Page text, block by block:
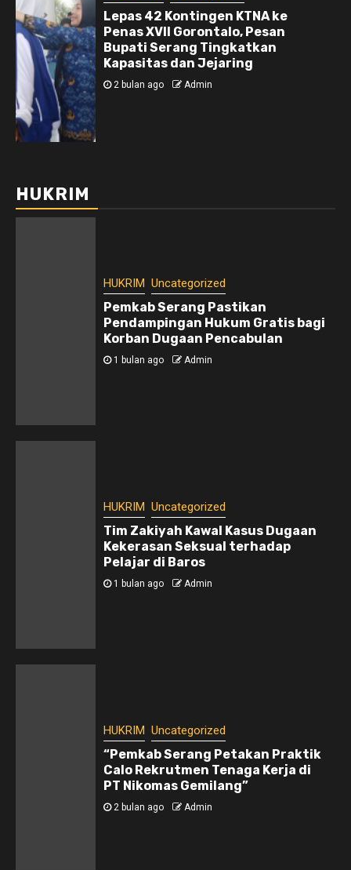
Lepas 42 Kontingen KTNA ke
Penas XVII Gorontalo, Pesan
Bupati Serang Tingkatkan
Kapasitas dan Jejaring
2 bulan ago Admin
HUKRIM
HUKRIM Uncategorized
Pemkab Serang Pastikan
Pendampingan Hukum Gratis bagi
Korban Dugaan Pencabulan
1 bulan ago Admin
HUKRIM Uncategorized
Tim Zakiyah Kawal Kasus Dugaan
Kekerasan Seksual terhadap
Pelajar di Baros
1 bulan ago Admin
HUKRIM Uncategorized
“Pemkab Serang Petakan Praktik
Calo Rekrutmen Tenaga Kerja di
PT Nikomas Gemilang”
2 bulan ago Admin